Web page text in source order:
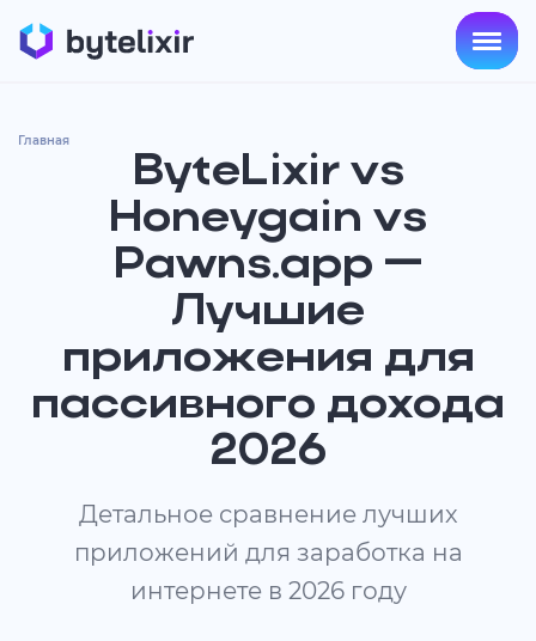
Главная
ByteLixir vs
Honeygain vs
Pawns.app —
Лучшие
приложения для
пассивного дохода
2026
Детальное сравнение лучших
приложений для заработка на
интернете в 2026 году